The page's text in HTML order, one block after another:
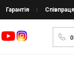
Гарантія Співпраця
0